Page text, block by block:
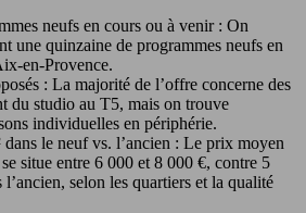
neufs en cours ou à venir : On
une quinzaine de programmes neufs en
en-Provence.
: La majorité de l’offre concerne des
du studio au T5, mais on trouve
individuelles en périphérie.
dans le neuf vs. l’ancien : Le prix moyen
situe entre 6 000 et 8 000 €, contre 5
selon les quartiers et la qualité